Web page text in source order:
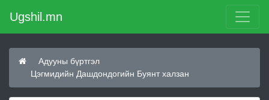
Ugshil.mn
Адууны бүртгэл
Цэгмидийн Дашдондогийн Буянт халзан